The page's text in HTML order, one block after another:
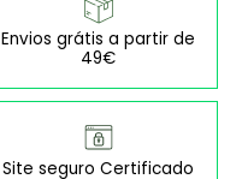
Envios grátis a partir de
49€
Site seguro Certificado